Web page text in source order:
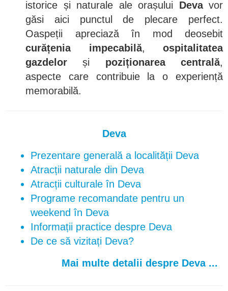
istorice și naturale ale orașului Devavor
găsi aici punctul de plecare perfect.
Oaspeții apreciază în mod deosebit
curățenia impecabilă, ospitalitatea
gazdelor și poziționarea centrală,
aspecte care contribuie la o experiență
memorabilă.
Deva
Prezentare generală a localității Deva
Atracții naturale din Deva
Atracții culturale în Deva
Programe recomandate pentru un
weekend în Deva
Informații practice despre Deva
De ce să vizitați Deva?
Mai multe detalii despre Deva ...